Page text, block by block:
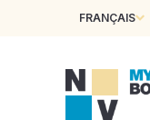
FRANÇAIS